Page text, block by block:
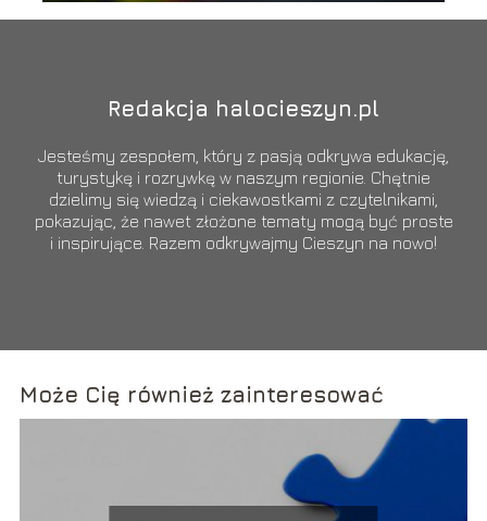
Redakcja halocieszyn.pl
Jesteśmy zespołem, który z pasją odkrywa edukację,
turystykę i rozrywkę w naszym regionie. Chętnie
dzielimy się wiedzą i ciekawostkami z czytelnikami,
pokazując, że nawet złożone tematy mogą być proste
i inspirujące. Razem odkrywajmy Cieszyn na nowo!
Może Cię również zainteresować